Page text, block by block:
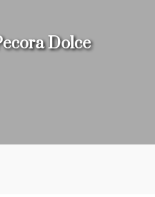
Dolce